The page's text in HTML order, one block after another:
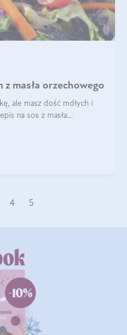
z masła orzechowego
ale masz dość mdłych i
na sos z masła
4 5